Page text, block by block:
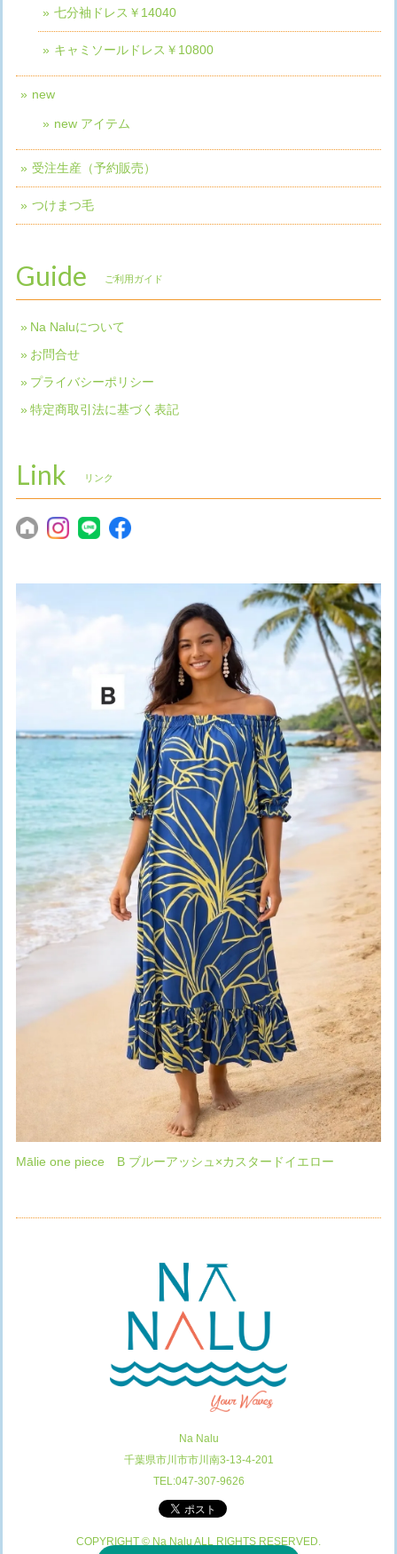
七分袖ドレス￥14040
キャミソールドレス￥10800
new
new アイテム
受注生産（予約販売）
つけまつ毛
Guide ご利用ガイド
Na Naluについて
お問合せ
プライバシーポリシー
特定商取引法に基づく表記
Link リンク
Mālie one piece B ブルーアッシュ×カスタードイエロー
Na Nalu
千葉県市川市市川南3-13-4-201
TEL:047-307-9626
COPYRIGHT © Na Nalu ALL RIGHTS RESERVED.